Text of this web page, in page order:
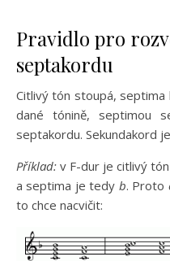
Pravidlo pro
septakordu
Citlivý tón stoupá,
dané tónině, septimou
septakordu. Sekundakord
Příklad: v F-dur je citlivý tón
a septima je tedy b. Proto
to chce nacvičit: